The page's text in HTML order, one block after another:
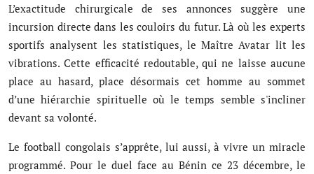
L’exactitude chirurgicale de ses annonces suggère une
incursion directe dans les couloirs du futur. Là où les experts
sportifs analysent les statistiques, le Maître Avatar lit les
vibrations. Cette efficacité redoutable, qui ne laisse aucune
place au hasard, place désormais cet homme au sommet
d’une hiérarchie spirituelle où le temps semble s'incliner
devant sa volonté.
Le football congolais s’apprête, lui aussi, à vivre un miracle
programmé. Pour le duel face au Bénin ce 23 décembre, le